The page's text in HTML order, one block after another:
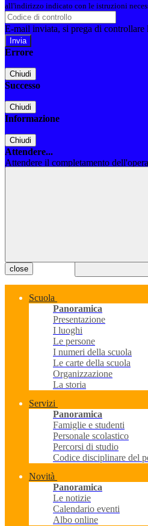
all'indirizzo indicato con le istruzioni
E-mail inviata, si prega di controllare
Errore
Chiudi
Successo
Chiudi
Informazione
Chiudi
Attendere...
Attendere il completamento
close
Scuola
Panoramica
Presentazione
I luoghi
Le persone
I numeri della scuola
Le carte della scuola
Organizzazione
La storia
Servizi
Panoramica
Famiglie e studenti
Personale scolastico
Percorsi di studio
Codice disciplinare del
Novità
Panoramica
Le notizie
Calendario eventi
Albo online